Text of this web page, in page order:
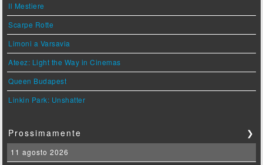
Il Mestiere
Scarpe Rotte
Limoni a Varsavia
Ateez: Light the Way in Cinemas
Queen Budapest
Linkin Park: Unshatter
Prossimamente ❯
11 agosto 2026